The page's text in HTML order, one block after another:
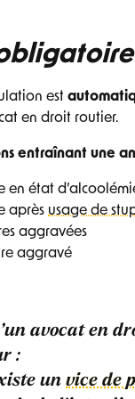
est
en droit routier.
entraînant une
en état
après usage de
aggravées
aggravé
avocat en
:
un vice de